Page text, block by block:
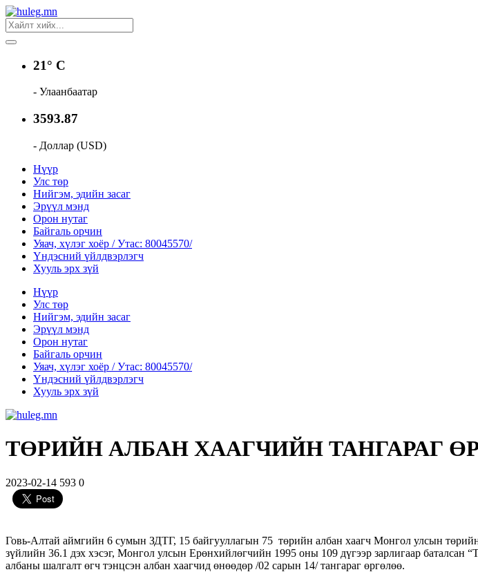
21° C
- Улаанбаатар
3593.87
- Доллар (USD)
Нүүр
Улс төр
Нийгэм, эдийн засаг
Эрүүл мэнд
Орон нутаг
Байгаль орчин
Уяач, хүлэг хоёр / Утас: 80045570/
Үндэсний үйлдвэрлэгч
Хууль эрх зүй
Нүүр
Улс төр
Нийгэм, эдийн засаг
Эрүүл мэнд
Орон нутаг
Байгаль орчин
Уяач, хүлэг хоёр / Утас: 80045570/
Үндэсний үйлдвэрлэгч
Хууль эрх зүй
ТӨРИЙН АЛБАН ХААГЧИЙН ТАНГАРАГ
2023-02-14 593 0
Говь-Алтай аймгийн 6 сумын ЗДТГ, 15 байгууллагын 75 төрийн албан хаагч Монгол улсын
зүйлийн 36.1 дэх хэсэг, Монгол улсын Ерөнхийлөгчийн 1995 оны 109 дүгээр зарлигаар
албаны шалгалт өгч тэнцсэн албан хаагчид өнөөдөр /02 сарын 14/ тангараг өргөлөө.